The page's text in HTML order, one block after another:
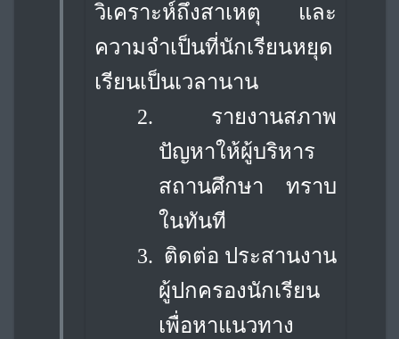
วิเคราะห์ถึงสาเหตุ และ
ความจำเป็นที่นักเรียนหยุด
เรียนเป็นเวลานาน
2.
รายงานสภาพ
ปัญหาให้ผู้บริหาร
สถานศึกษา ทราบ
ในทันที
3. ติดต่อ ประสานงาน
ผู้ปกครองนักเรียน
เพื่อหาแนวทาง